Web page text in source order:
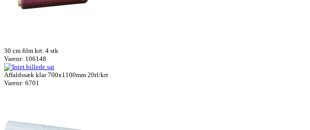
30 cm film krt. 4 stk
Varenr: 106148
Affaldssæk klar 700x1100mm 20rl/krt
Varenr: 6701